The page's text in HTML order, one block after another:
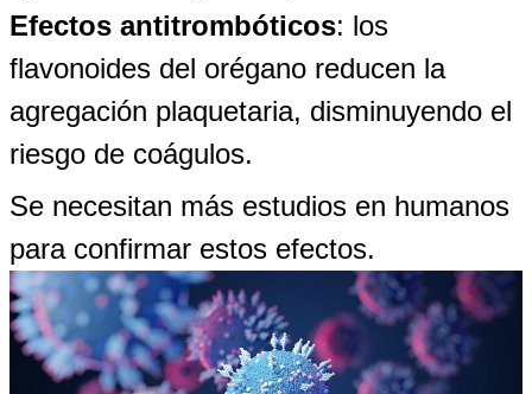
Efectos antitrombóticos: los
flavonoides del orégano reducen la
agregación plaquetaria, disminuyendo el
riesgo de coágulos.
Se necesitan más estudios en humanos
para confirmar estos efectos.